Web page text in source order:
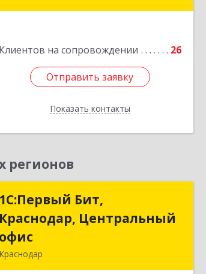
Клиентов на сопровождении 26
Отправить заявку
Показать контакты
Подробнее
Отправить заявку
Назад
регионов
1С:Первый Бит,
Краснодар, Центральный
офис
Краснодар
1С:Первый Бит,
Краснодар, Центральный